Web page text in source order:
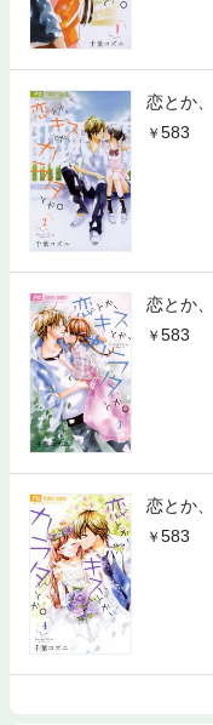
恋とか
583
恋とか
583
恋とか
583